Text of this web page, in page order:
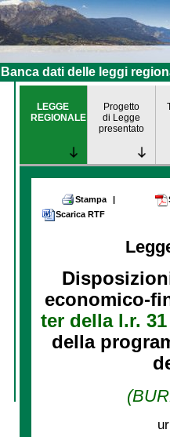
Banca dati delle leggi
LEGGE
REGIONALE
Progetto
di Legge
presentato
Stampa |
Scarica RTF
economico-
ter della l.r.
della